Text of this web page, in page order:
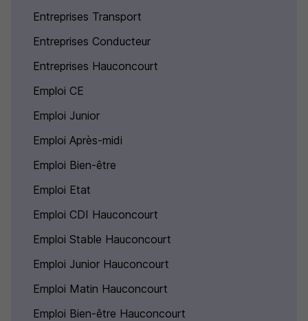
Entreprises Transport
Entreprises Conducteur
Entreprises Hauconcourt
Emploi CE
Emploi Junior
Emploi Après-midi
Emploi Bien-être
Emploi Etat
Emploi CDI Hauconcourt
Emploi Stable Hauconcourt
Emploi Junior Hauconcourt
Emploi Matin Hauconcourt
Emploi Bien-être Hauconcourt